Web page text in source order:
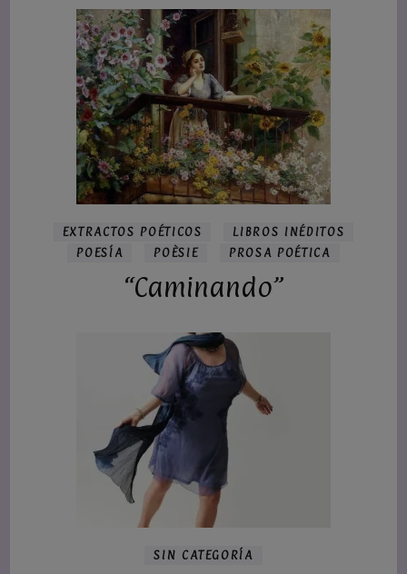
EXTRACTOS POÉTICOS
LIBROS INÉDITOS
POESÍA
POÈSIE PROSA POÉTICA
“Caminando”
SIN CATEGORÍA